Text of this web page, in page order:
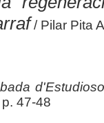
/ Pilar Pita
47-48